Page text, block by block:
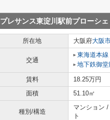
プレサンス東淀川駅前プローシェ
所在地 大阪府大阪
交通
東海道本線
地下鉄御堂
賃料 18.25万円
面積
51.10㎡
種別/構造
マンション
ト